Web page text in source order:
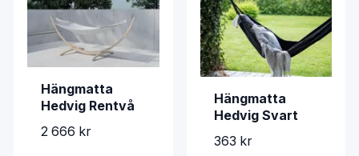
Hängmatta
Hedvig Rentvå
2 666 kr
Hängmatta
Hedvig Svart
363 kr